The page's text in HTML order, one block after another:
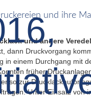
und ihre
und andere
dann Druckvorgang
in einem Durchgang mit
früher
zur
Unter Einsatz von